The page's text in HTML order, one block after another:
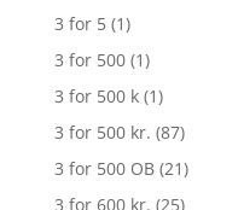
3 for 5 (1)
3 for 500 (1)
3 for 500 k (1)
3 for 500 kr. (87)
3 for 500 OB (21)
3 for 600 kr. (25)